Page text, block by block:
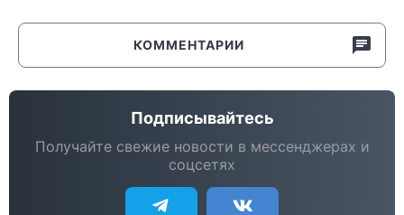
КОММЕНТАРИИ
Подписывайтесь
Получайте свежие новости в мессенджерах и
соцсетях